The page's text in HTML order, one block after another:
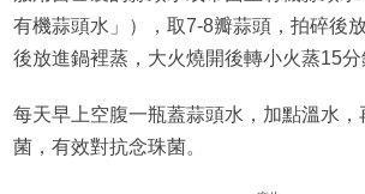
有機蒜頭水」），取7-8瓣蒜頭，拍碎後
後放進鍋裡蒸，大火燒開後轉小火蒸15分
每天早上空腹一瓶蓋蒜頭水，加點溫水，
菌，有效對抗念珠菌。